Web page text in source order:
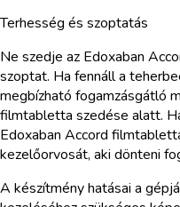
Terhesség és szoptatás
Ne szedje az Edoxaban
szoptat. Ha fennáll a
megbízható fogamzásgátló
filmtabletta szedése alatt.
Edoxaban Accord
kezelőorvosát, aki dönteni
A készítmény hatásai a